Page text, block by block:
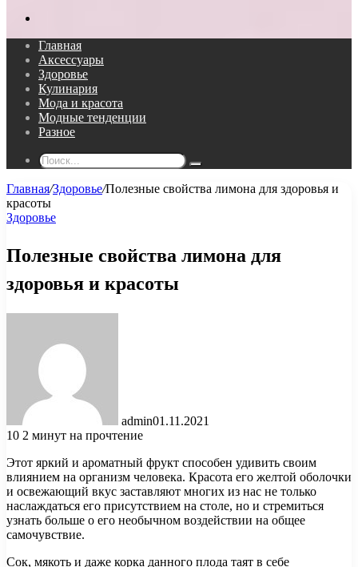
Главная
Аксессуары
Здоровье
Кулинария
Мода и красота
Модные тенденции
Разное
Поиск...
Главная/Здоровье/Полезные свойства лимона для здоровья и
красоты
Здоровье
Полезные свойства лимона для
здоровья и красоты
admin01.11.2021
10 2 минут на прочтение
Этот яркий и ароматный фрукт способен удивить своим
влиянием на организм человека. Красота его желтой оболочки
и освежающий вкус заставляют многих из нас не только
наслаждаться его присутствием на столе, но и стремиться
узнать больше о его необычном воздействии на общее
самочувствие.
Сок, мякоть и даже корка данного плода таят в себе